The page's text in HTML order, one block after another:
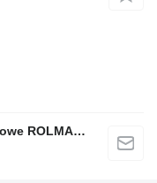
Przedsiębiorstwo Produkcyjno-Handlowe ROLMAPOL Marcin Dziekan